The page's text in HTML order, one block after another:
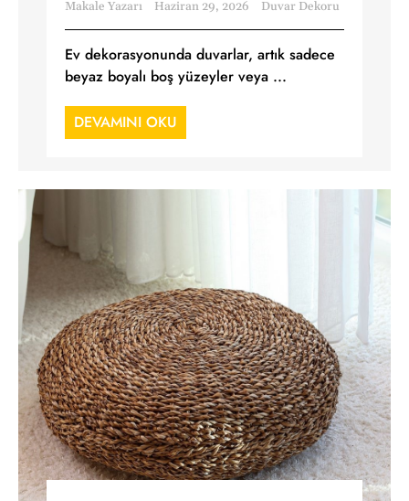
Makale Yazarı Haziran 29, 2026 Duvar Dekoru
Ev dekorasyonunda duvarlar, artık sadece
beyaz boyalı boş yüzeyler veya ...
DEVAMINI OKU